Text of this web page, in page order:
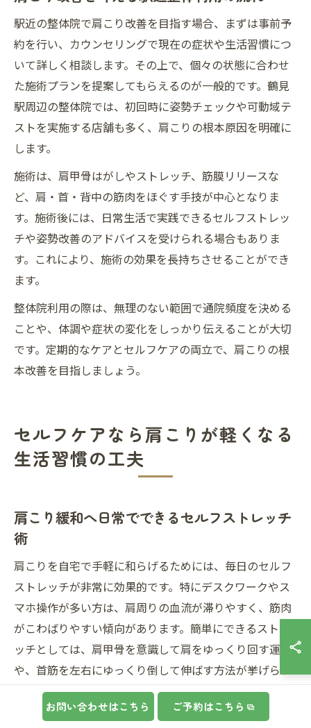
駅近の整体院で肩こり改善を目指す場合、まずは事前予
約を行い、カウンセリングで現在の症状や生活習慣につ
いて詳しく相談します。その上で、個々の状態に合わせ
た施術プランを提案してもらえるのが一般的です。鶴見
駅周辺の整体院では、初回時に姿勢チェックや可動域テ
ストを実施する店舗も多く、肩こりの根本原因を明確に
します。
施術は、肩甲骨はがしやストレッチ、筋膜リリースな
ど、肩・首・背中の筋肉をほぐす手技が中心となりま
す。施術後には、日常生活で実践できるセルフストレッ
チや姿勢改善のアドバイスを受けられる場合もありま
す。これにより、施術の効果を長持ちさせることができ
ます。
整体院利用の際は、無理のない範囲で通院頻度を決める
ことや、体調や症状の変化をしっかり伝えることが大切
です。定期的なケアとセルフケアの両立で、肩こりの根
本改善を目指しましょう。
セルフケアなら肩こりが軽くなる
生活習慣の工夫
肩こり緩和へ日常でできるセルフストレッチ
術
肩こりを自宅で手軽に和らげるためには、毎日のセルフ
ストレッチが非常に効果的です。特にデスクワークやス
マホ操作が多い方は、肩周りの血流が滞りやすく、筋肉
がこわばりやすい傾向があります。簡単にできるストレ
ッチとしては、肩甲骨を意識して肩をゆっくり回す運動
や、首筋を左右にゆっくり倒して伸ばす方法が挙げられ
ます。
ストレッチを行う際の注意点として、無理に筋肉を伸ば
お問い合わせはこちら ご予約はこちら